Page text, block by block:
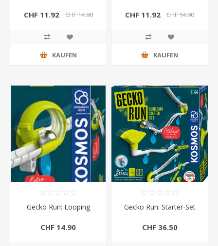
CHF 11.92 CHF 14.90
KAUFEN
CHF 11.92 CHF 14.90
KAUFEN
Gecko Run: Looping
CHF 14.90
Gecko Run: Starter-Set
CHF 36.50